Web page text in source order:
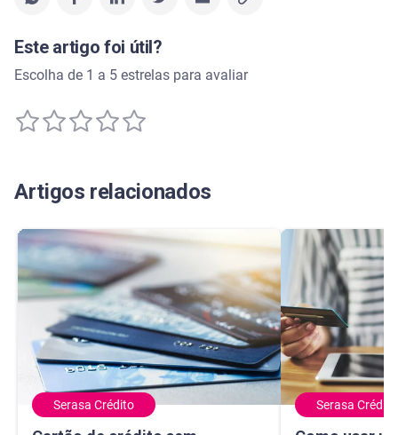
Este artigo foi útil?
Escolha de 1 a 5 estrelas para avaliar
Artigos relacionados
Serasa Crédito
Cartão de crédito sem anuidade para score baixo
Serasa Crédito
Como usar um